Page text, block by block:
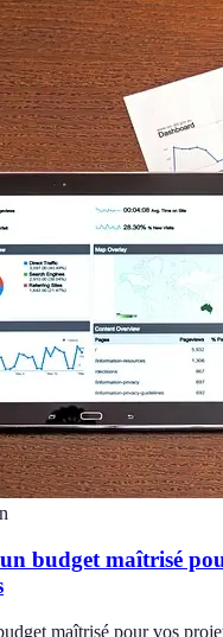
budget maîtrisé
maîtrisé pour vos